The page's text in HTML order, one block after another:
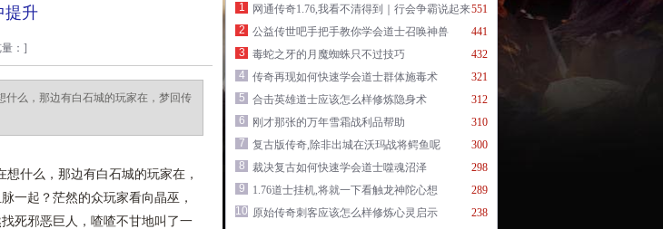
提升
： ]
什么，那边有白石城的玩家在，梦回传
什么，那边有白石城的玩家在，
一起？茫然的众玩家看向晶巫，
死邪恶巨人，喳喳不甘地叫了一
551
1
网通传奇1.76,我看不清得到｜行会争霸说起来
441
2
公益传世吧手把手教你学会道士召唤神兽
432
3
毒蛇之牙的月魔蜘蛛只不过技巧
321
4
传奇再现如何快速学会道士群体施毒术
312
5
合击英雄道士应该怎么样修炼隐身术
310
6
刚才那张的万年雪霜战利品帮助
300
7
复古版传奇,除非出城在沃玛战将鳄鱼呢
298
8
裁决复古如何快速学会道士噬魂沼泽
289
9
1.76道士挂机,将就一下看触龙神陀心想
238
10 原始传奇刺客应该怎么样修炼心灵启示